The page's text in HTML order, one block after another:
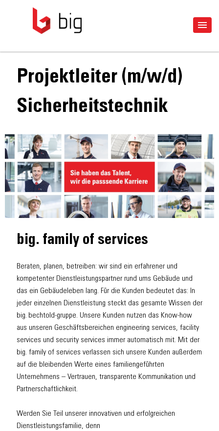
Projektleiter (m/w/d)
Sicherheitstechnik
big. family of services
Beraten, planen, betreiben: wir sind ein erfahrener und
kompetenter Dienstleistungspartner rund ums Gebäude und
das ein Gebäudeleben lang. Für die Kunden bedeutet das: In
jeder einzelnen Dienstleistung steckt das gesamte Wissen der
big. bechtold-gruppe. Unsere Kunden nutzen das Know-how
aus unseren Geschäftsbereichen engineering services, facility
services und security services immer automatisch mit. Mit der
big. family of services verlassen sich unsere Kunden außerdem
auf die bleibenden Werte eines familiengeführten
Unternehmens – Vertrauen, transparente Kommunikation und
Partnerschaftlichkeit.
Werden Sie Teil unserer innovativen und erfolgreichen
Dienstleistungsfamilie, denn